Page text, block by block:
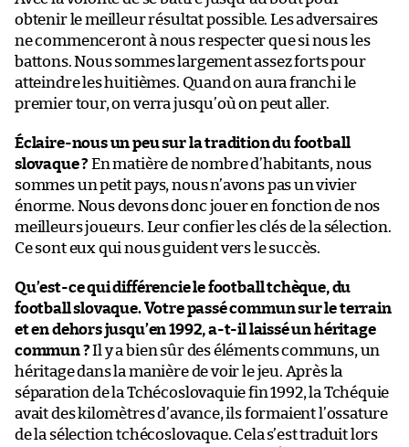
obtenir le meilleur résultat possible. Les adversaires
ne commenceront à nous respecter que si nous les
battons. Nous sommes largement assez forts pour
atteindre les huitièmes. Quand on aura franchi le
premier tour, on verra jusqu’où on peut aller.
Éclaire-nous un peu sur la tradition du football
slovaque ? En matière de nombre d’habitants, nous
sommes un petit pays, nous n’avons pas un vivier
énorme. Nous devons donc jouer en fonction de nos
meilleurs joueurs. Leur confier les clés de la sélection.
Ce sont eux qui nous guident vers le succès.
Qu’est-ce qui différencie le football tchèque, du
football slovaque. Votre passé commun sur le terrain
et en dehors jusqu’en 1992, a-t-il laissé un héritage
commun ?Il y a bien sûr des éléments communs, un
héritage dans la manière de voir le jeu. Après la
séparation de la Tchécoslovaquie fin 1992, la Tchéquie
avait des kilomètres d’avance, ils formaient l’ossature
de la sélection tchécoslovaque. Cela s’est traduit lors